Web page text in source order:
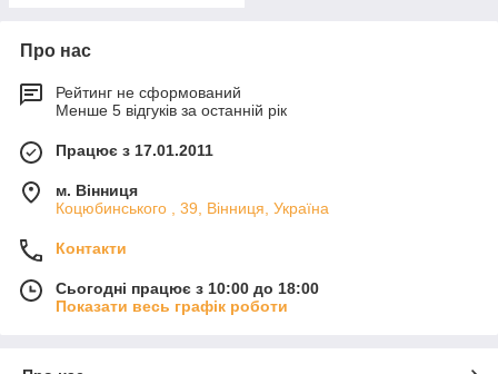
Про нас
Рейтинг не сформований
Менше 5 відгуків за останній рік
Працює з 17.01.2011
м. Вінниця
Коцюбинського , 39, Вінниця, Україна
Контакти
Сьогодні працює з 10:00 до 18:00
Показати весь графік роботи